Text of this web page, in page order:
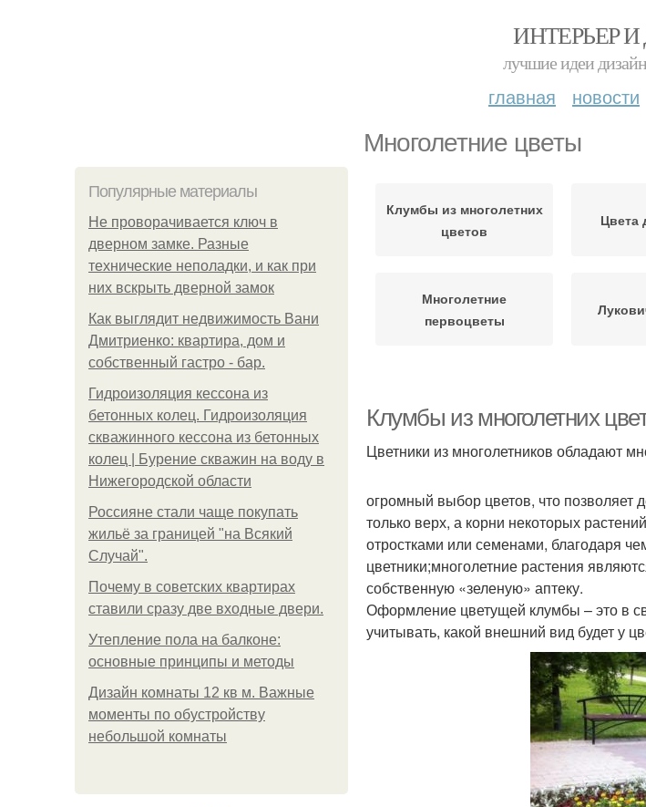
ИНТЕРЬЕР И
лучшие идеи
главная новости
Многолетние цветы
Популярные материалы
Не проворачивается ключ в
дверном замке. Разные
технические неполадки, и как при
них вскрыть дверной замок
Как выглядит недвижимость Вани
Дмитриенко: квартира, дом и
собственный гастро - бар.
Гидроизоляция кессона из
бетонных колец. Гидроизоляция
скважинного кессона из бетонных
колец | Бурение скважин на воду в
Нижегородской области
Россияне стали чаще покупать
жильё за границей "на Всякий
Случай".
Почему в советских квартирах
ставили сразу две входные двери.
Утепление пола на балконе:
основные принципы и методы
Дизайн комнаты 12 кв м. Важные
моменты по обустройству
небольшой комнаты
Клумбы из многолетних
цветов
Цвета
Многолетние
первоцветы
Неприхотливые цвета
Клумбы из многолетних
Цветники из многолетников обладают
огромный выбор цветов, что позволяет
только верх, а корни некоторых
отростками или семенами, благодаря
цветники;многолетние растения
собственную «зеленую» аптеку.
Оформление цветущей клумбы – это в
учитывать, какой внешний вид будет у